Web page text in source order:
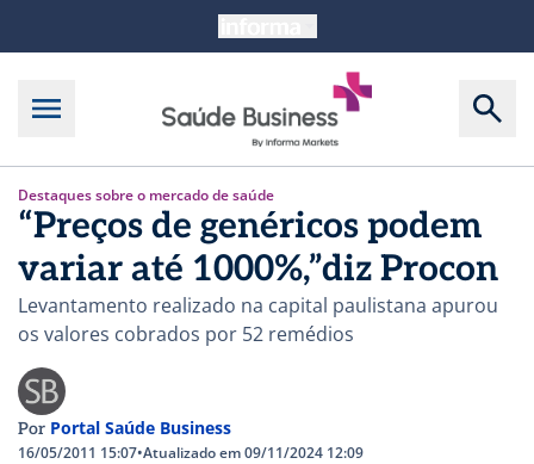
Destaques sobre o mercado de saúde
“Preços de genéricos podem
variar até 1000%,”diz Procon
Levantamento realizado na capital paulistana apurou
os valores cobrados por 52 remédios
Por Portal Saúde Business
16/05/2011 15:07•Atualizado em 09/11/2024 12:09